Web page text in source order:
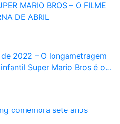
MARIO BROS – O FILME
DE ABRIL
2022 – O longametragem
Super Mario Bros é o…
comemora sete anos